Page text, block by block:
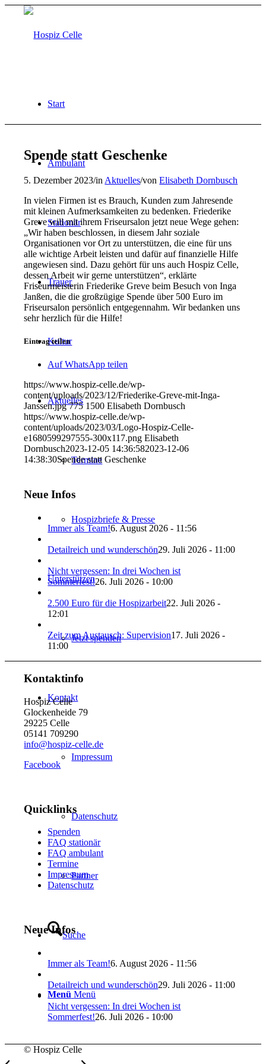
Start
Ambulant
Stationär
Trauer
Kultur
Aktuelles
Termine
Hospizbriefe & Presse
Unterstützen
Jetzt spenden
Kontakt
Impressum
Datenschutz
Partner
Suche
Menü Menü
Spende statt Geschenke
5. Dezember 2023/in Aktuelles/vonElisabeth Dornbusch
In vielen Firmen ist es Brauch, Kunden zum Jahresende
mit kleinen Aufmerksamkeiten zu bedenken. Friederike
Greve will mit ihrem Friseursalon jetzt neue Wege gehen:
„Wir haben beschlossen, in diesem Jahr soziale
Organisationen vor Ort zu unterstützen, die eine für uns
alle wichtige Arbeit leisten und dafür auf finanzielle Hilfe
angewiesen sind. Dazu gehört für uns auch Hospiz Celle,
dessen Arbeit wir gerne unterstützen“, erklärte
Friseurmeisterin Friederike Greve beim Besuch von Inga
Janßen, die die großzügige Spende über 500 Euro im
Friseursalon persönlich entgegennahm. Wir bedanken uns
sehr herzlich für die Hilfe!
Eintrag teilen
Auf WhatsApp teilen
https://www.hospiz-celle.de/wp-
content/uploads/2023/12/Friederike-Greve-mit-Inga-
Janssen.jpg 775 1500 Elisabeth Dornbusch
https://www.hospiz-celle.de/wp-
content/uploads/2023/03/Logo-Hospiz-Celle-
e1680599297555-300x117.png Elisabeth
Dornbusch2023-12-05 14:36:582023-12-06
14:38:30Spende statt Geschenke
Neue Infos
Immer als Team!6. August 2026 - 11:56
Detailreich und wunderschön29. Juli 2026 - 11:00
Nicht vergessen: In drei Wochen ist
Sommerfest!26. Juli 2026 - 10:00
2.500 Euro für die Hospizarbeit22. Juli 2026 -
12:01
Zeit zum Austausch: Supervision17. Juli 2026 -
11:00
Kontaktinfo
Hospiz Celle
Glockenheide 79
29225 Celle
05141 709290
info@hospiz-celle.de
Facebook
Quicklinks
Spenden
FAQ stationär
FAQ ambulant
Termine
Impressum
Datenschutz
Neue Infos
Immer als Team!6. August 2026 - 11:56
Detailreich und wunderschön29. Juli 2026 - 11:00
Nicht vergessen: In drei Wochen ist
Sommerfest!26. Juli 2026 - 10:00
© Hospiz Celle